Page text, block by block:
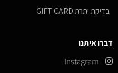
בדיקת יתרת GIFT CARD
דברו איתנו
Instagram